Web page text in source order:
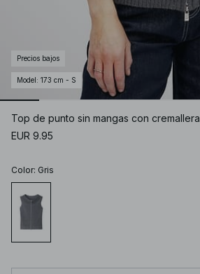
Precios bajos
Model : 173 cm - S
Top de punto sin mangas con cremallera
EUR 9.95
Color: Gris